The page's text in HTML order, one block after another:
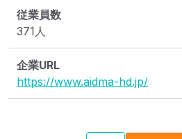
従業員数
371人
企業URL
https://www.aidma-hd.jp/